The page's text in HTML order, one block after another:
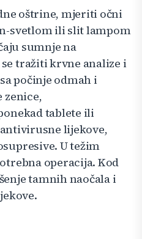
oštrine, mjeriti očni
svetlom ili slit lampom
sumnje na
tražiti krvne analize i
počinje odmah i
zenice,
tablete ili
lijekove,
U težim
operacija. Kod
tamnih naočala i